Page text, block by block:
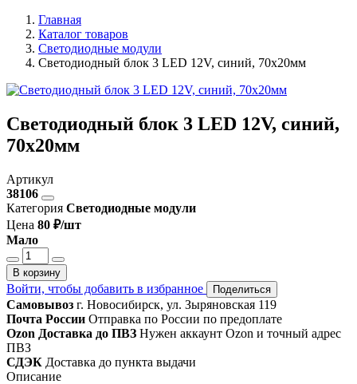
Главная
Каталог товаров
Светодиодные модули
Светодиодный блок 3 LED 12V, синий, 70х20мм
Светодиодный блок 3 LED 12V, синий,
70х20мм
Артикул
38106
Категория Светодиодные модули
Цена 80 ₽/шт
Мало
В корзину
Войти, чтобы добавить в избранное Поделиться
Самовывоз г. Новосибирск, ул. Зыряновская 119
Почта России Отправка по России по предоплате
Ozon Доставка до ПВЗ Нужен аккаунт Ozon и точный адрес
ПВЗ
СДЭК Доставка до пункта выдачи
Описание